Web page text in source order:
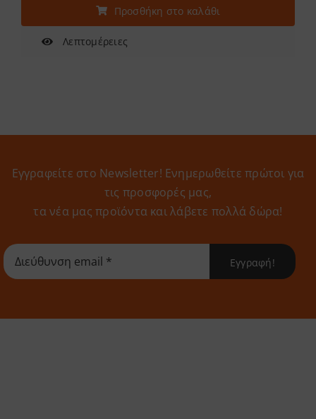
Προσθήκη στο καλάθι
Λεπτομέρειες
Εγγραφείτε στο Newsletter! Eνημερωθείτε πρώτοι για
τις προσφορές μας,
τα νέα μας προϊόντα και λάβετε πολλά δώρα!
Εγγραφή!